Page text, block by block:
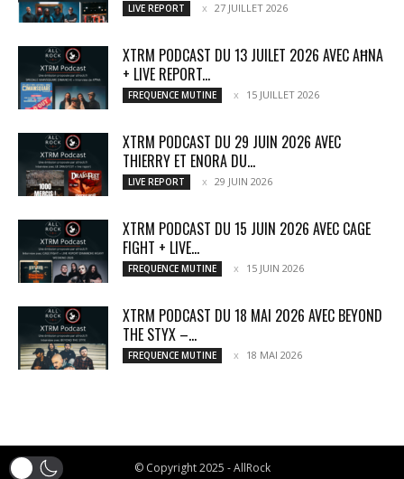
LIVE REPORT 27 JUILLET 2026
XTRM PODCAST DU 13 JUILET 2026 AVEC AĦNA
+ LIVE REPORT...
FREQUENCE MUTINE 15 JUILLET 2026
XTRM PODCAST DU 29 JUIN 2026 AVEC
THIERRY ET ENORA DU...
LIVE REPORT 29 JUIN 2026
XTRM PODCAST DU 15 JUIN 2026 AVEC CAGE
FIGHT + LIVE...
FREQUENCE MUTINE 15 JUIN 2026
XTRM PODCAST DU 18 MAI 2026 AVEC BEYOND
THE STYX –...
FREQUENCE MUTINE 18 MAI 2026
© Copyright 2025 - AllRock